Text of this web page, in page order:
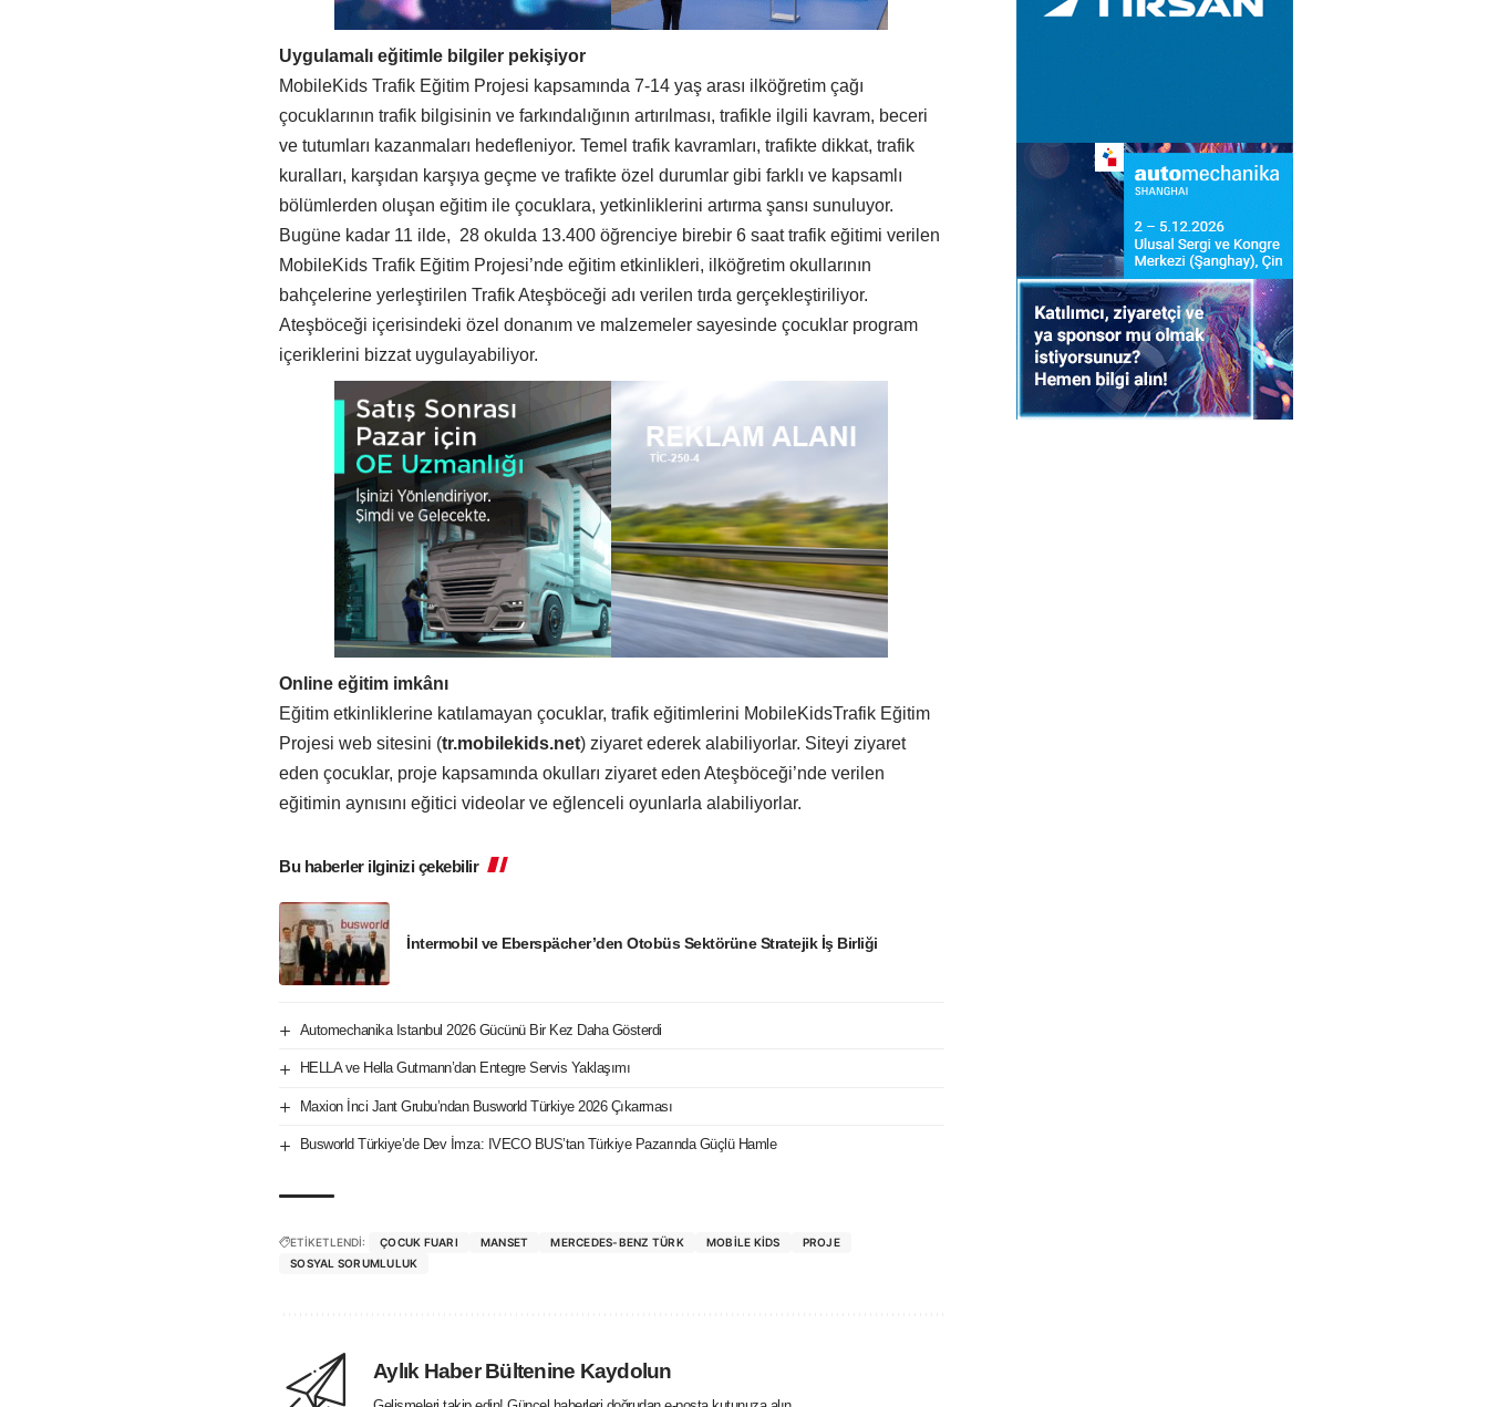
Uygulamalı eğitimle bilgiler pekişiyor
MobileKids Trafik Eğitim Projesi kapsamında 7-14 yaş arası ilköğretim çağı
çocuklarının trafik bilgisinin ve farkındalığının artırılması, trafikle ilgili kavram, beceri
ve tutumları kazanmaları hedefleniyor. Temel trafik kavramları, trafikte dikkat, trafik
kuralları, karşıdan karşıya geçme ve trafikte özel durumlar gibi farklı ve kapsamlı
bölümlerden oluşan eğitim ile çocuklara, yetkinliklerini artırma şansı sunuluyor.
Bugüne kadar 11 ilde, 28 okulda 13.400 öğrenciye birebir 6 saat trafik eğitimi verilen
MobileKids Trafik Eğitim Projesi’nde eğitim etkinlikleri, ilköğretim okullarının
bahçelerine yerleştirilen Trafik Ateşböceği adı verilen tırda gerçekleştiriliyor.
Ateşböceği içerisindeki özel donanım ve malzemeler sayesinde çocuklar program
içeriklerini bizzat uygulayabiliyor.
Online eğitim imkânı
Eğitim etkinliklerine katılamayan çocuklar, trafik eğitimlerini MobileKidsTrafik Eğitim
Projesi web sitesini (tr.mobilekids.net) ziyaret ederek alabiliyorlar. Siteyi ziyaret
eden çocuklar, proje kapsamında okulları ziyaret eden Ateşböceği’nde verilen
eğitimin aynısını eğitici videolar ve eğlenceli oyunlarla alabiliyorlar.
Bu haberler ilginizi çekebilir
İntermobil ve Eberspächer’den Otobüs Sektörüne Stratejik İş Birliği
Automechanika Istanbul 2026 Gücünü Bir Kez Daha Gösterdi
HELLA ve Hella Gutmann’dan Entegre Servis Yaklaşımı
Maxion İnci Jant Grubu’ndan Busworld Türkiye 2026 Çıkarması
Busworld Türkiye’de Dev İmza: IVECO BUS’tan Türkiye Pazarında Güçlü Hamle
ETİKETLENDİ: ÇOCUK FUARI MANSET MERCEDES-BENZ TÜRK MOBILE KIDS
PROJE
SOSYAL SORUMLULUK
Aylık Haber Bültenine Kaydolun